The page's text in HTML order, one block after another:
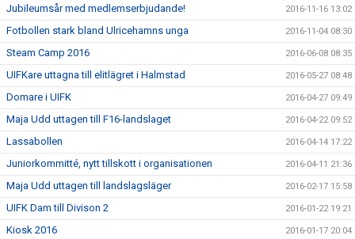
Jubileumsår med medlemserbjudande! 2016-11-16 13:02
Fotbollen stark bland Ulricehamns unga 2016-11-04 08:30
Steam Camp 2016 2016-06-08 08:35
UIFKare uttagna till elitlägret i Halmstad 2016-05-27 08:48
Domare i UIFK 2016-04-27 09:49
Maja Udd uttagen till F16-landslaget 2016-04-22 09:52
Lassabollen 2016-04-14 17:22
Juniorkommitté, nytt tillskott i organisationen 2016-04-11 21:36
Maja Udd uttagen till landslagsläger 2016-02-17 15:58
UIFK Dam till Divison 2 2016-01-22 19:21
Kiosk 2016 2016-01-17 20:04